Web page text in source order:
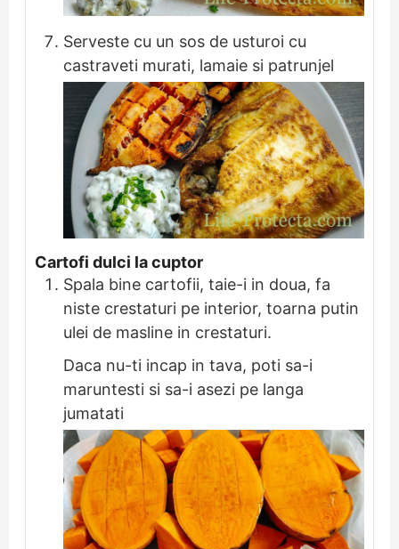
Serveste cu un sos de usturoi cu
castraveti murati, lamaie si patrunjel
Cartofi dulci la cuptor
Spala bine cartofii, taie-i in doua, fa
niste crestaturi pe interior, toarna putin
ulei de masline in crestaturi.
Daca nu-ti incap in tava, poti sa-i
maruntesti si sa-i asezi pe langa
jumatati